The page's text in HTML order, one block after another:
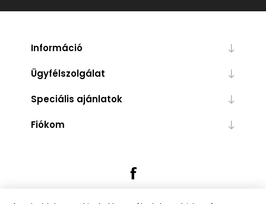
Információ
Ügyfélszolgálat
Speciális ajánlatok
Fiókom